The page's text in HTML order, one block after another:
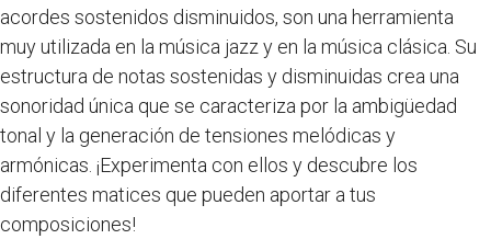
acordes sostenidos disminuidos, son una herramienta
muy utilizada en la música jazz y en la música clásica. Su
estructura de notas sostenidas y disminuidas crea una
sonoridad única que se caracteriza por la ambigüedad
tonal y la generación de tensiones melódicas y
armónicas. ¡Experimenta con ellos y descubre los
diferentes matices que pueden aportar a tus
composiciones!